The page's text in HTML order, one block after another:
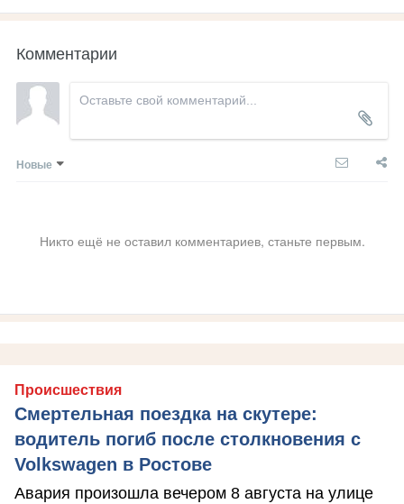
Комментарии
Новые
Никто ещё не оставил комментариев, станьте первым.
Происшествия
Смертельная поездка на скутере:
водитель погиб после столкновения с
Volkswagen в Ростове
Авария произошла вечером 8 августа на улице